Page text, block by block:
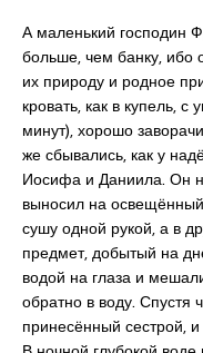
А маленький господин
больше, чем банку, ибо
их природу и родное
кровать, как в купель,
минут), хорошо
же сбывались, как у
Иосифа и Даниила. Он
выносил на
сушу одной рукой, а в
предмет, добытый на
водой на глаза и
обратно в воду. Спустя
принесённый сестрой,